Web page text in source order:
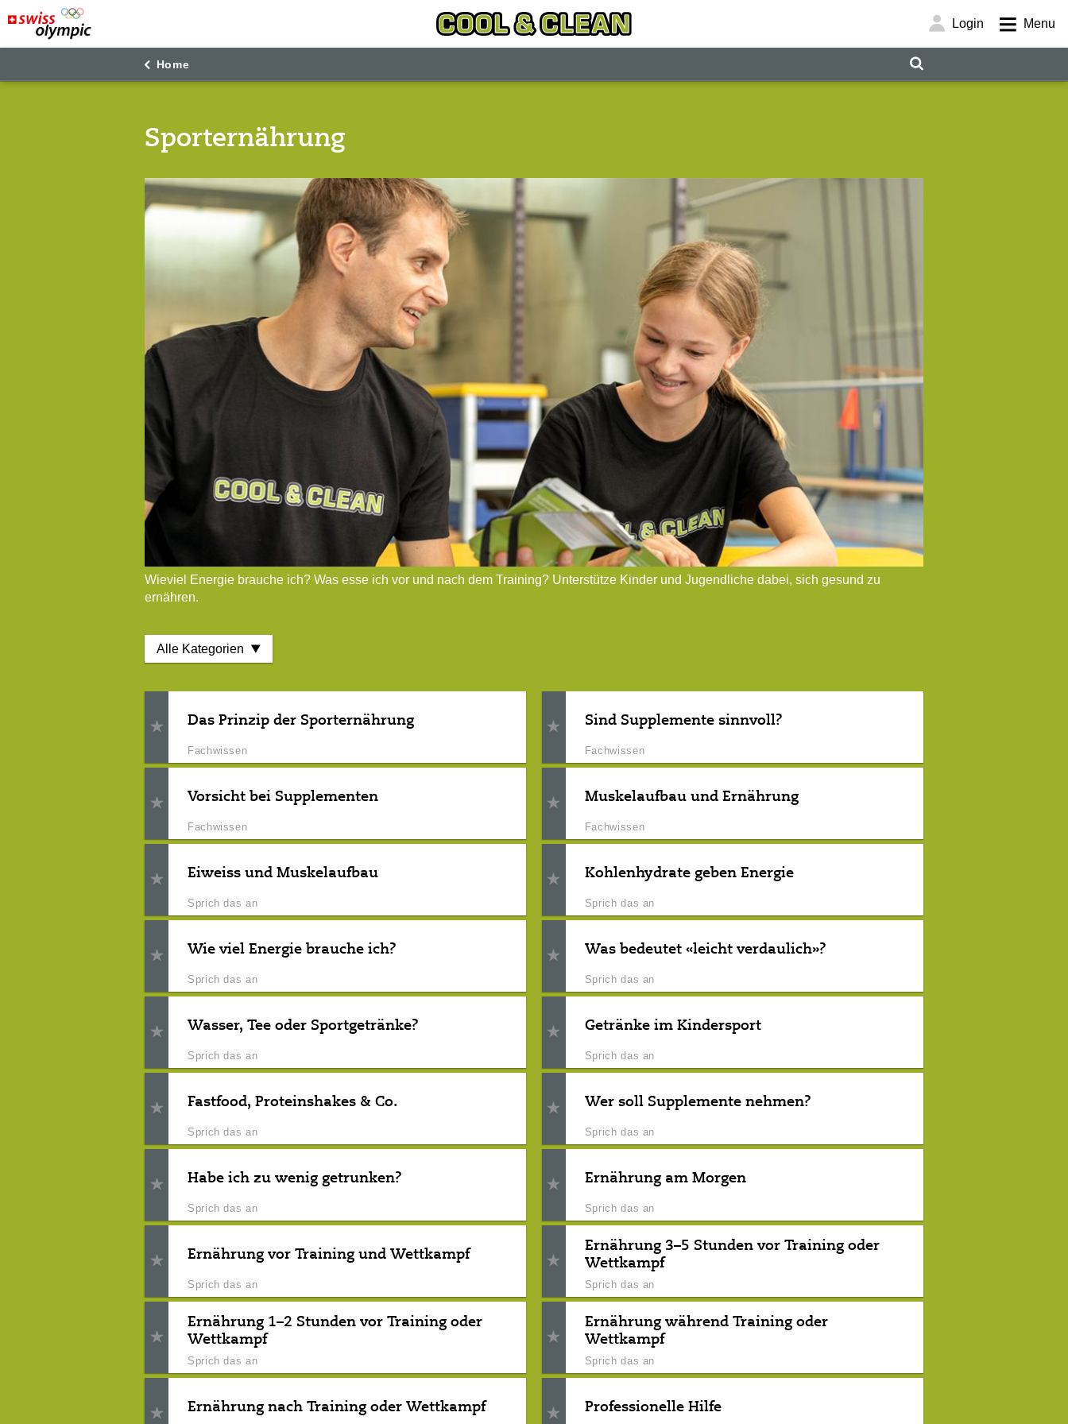
Login
Menu
Home
Sporternährung
Wieviel Energie brauche ich? Was esse ich vor und nach dem Training? Unterstütze Kinder und Jugendliche dabei, sich gesund zu
ernähren.
Das Prinzip der Sporternährung
Fachwissen
Sind Supplemente sinnvoll?
Fachwissen
Vorsicht bei Supplementen
Fachwissen
Muskelaufbau und Ernährung
Fachwissen
Eiweiss und Muskelaufbau
Sprich das an
Kohlenhydrate geben Energie
Sprich das an
Wie viel Energie brauche ich?
Sprich das an
Was bedeutet «leicht verdaulich»?
Sprich das an
Wasser, Tee oder Sportgetränke?
Sprich das an
Getränke im Kindersport
Sprich das an
Fastfood, Proteinshakes & Co.
Sprich das an
Wer soll Supplemente nehmen?
Sprich das an
Habe ich zu wenig getrunken?
Sprich das an
Ernährung am Morgen
Sprich das an
Ernährung vor Training und Wettkampf
Sprich das an
Ernährung 3–5 Stunden vor Training oder
Wettkampf
Sprich das an
Ernährung 1–2 Stunden vor Training oder
Wettkampf
Sprich das an
Ernährung während Training oder
Wettkampf
Sprich das an
Ernährung nach Training oder Wettkampf Professionelle Hilfe